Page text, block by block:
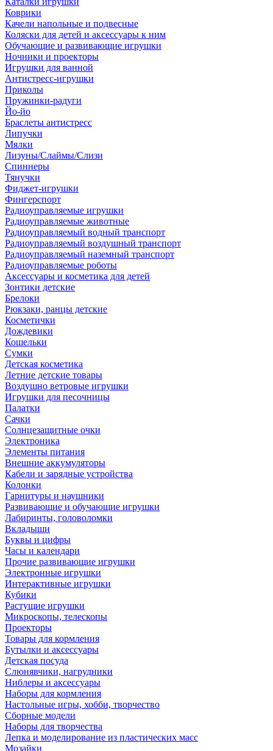
Коврики
Качели напольные и подвесные
Коляски для детей и аксессуары к ним
Обучающие и развивающие игрушки
Ночники и проекторы
Игрушки для ванной
Антистресс-игрушки
Приколы
Пружинки-радуги
Йо-йо
Браслеты антистресс
Липучки
Мялки
Лизуны/Слаймы/Слизи
Спиннеры
Тянучки
Фиджет-игрушки
Фингерспорт
Радиоуправляемые игрушки
Радиоуправляемые животные
Радиоуправляемый водный транспорт
Радиоуправляемый воздушный транспорт
Радиоуправляемый наземный транспорт
Радиоуправляемые роботы
Аксессуары и косметика для детей
Зонтики детские
Брелоки
Рюкзаки, ранцы детские
Косметички
Дождевики
Кошельки
Сумки
Детская косметика
Летние детские товары
Воздушно ветровые игрушки
Игрушки для песочницы
Палатки
Сачки
Солнцезащитные очки
Электроника
Элементы питания
Внешние аккумуляторы
Кабели и зарядные устройства
Колонки
Гарнитуры и наушники
Развивающие и обучающие игрушки
Лабиринты, головоломки
Вкладыши
Буквы и цифры
Часы и календари
Прочие развивающие игрушки
Электронные игрушки
Интерактивные игрушки
Кубики
Растущие игрушки
Микроскопы, телескопы
Проекторы
Товары для кормления
Бутылки и аксессуары
Детская посуда
Слюнявчики, нагрудники
Ниблеры и аксессуары
Наборы для кормления
Настольные игры, хобби, творчество
Сборные модели
Наборы для творчества
Лепка и моделирование из пластических масс
Мозайки